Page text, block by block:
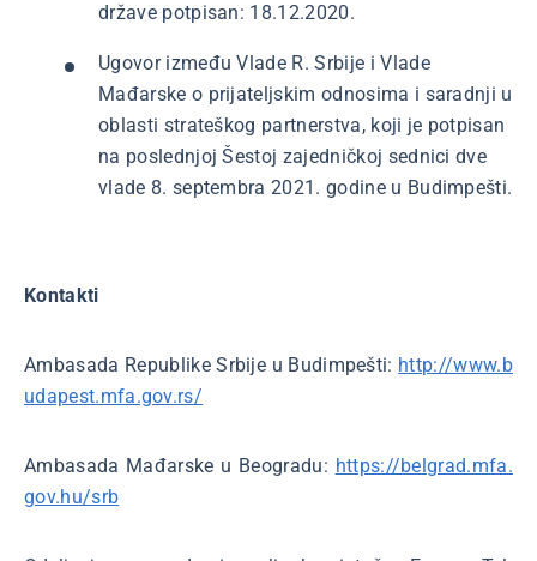
države potpisan: 18.12.2020.
Ugovor između Vlade R. Srbije i Vlade
Mađarske o prijateljskim odnosima i saradnji u
oblasti strateškog partnerstva, koji je potpisan
na poslednjoj Šestoj zajedničkoj sednici dve
vlade 8. septembra 2021. godine u Budimpešti.
Kontakti
Ambasada Republike Srbije u Budimpešti: http://www.b
udapest.mfa.gov.rs/
Ambasada Mađarske u Beogradu: https://belgrad.mfa.
gov.hu/srb